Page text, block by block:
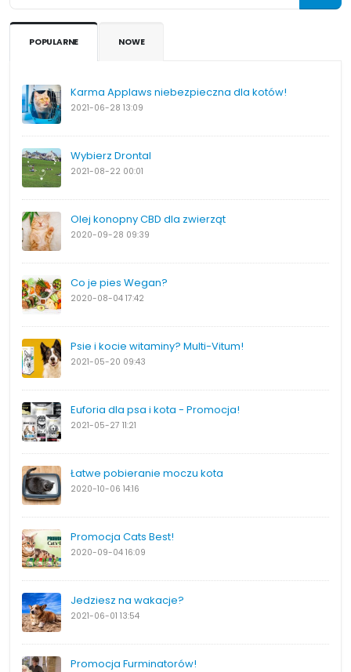
POPULARNE NOWE
Karma Applaws niebezpieczna dla kotów!
2021-06-28 13:09
Wybierz Drontal
2021-08-22 00:01
Olej konopny CBD dla zwierząt
2020-09-28 09:39
Co je pies Wegan?
2020-08-04 17:42
Psie i kocie witaminy? Multi-Vitum!
2021-05-20 09:43
Euforia dla psa i kota - Promocja!
2021-05-27 11:21
Łatwe pobieranie moczu kota
2020-10-06 14:16
Promocja Cats Best!
2020-09-04 16:09
Jedziesz na wakacje?
2021-06-01 13:54
Promocja Furminatorów!